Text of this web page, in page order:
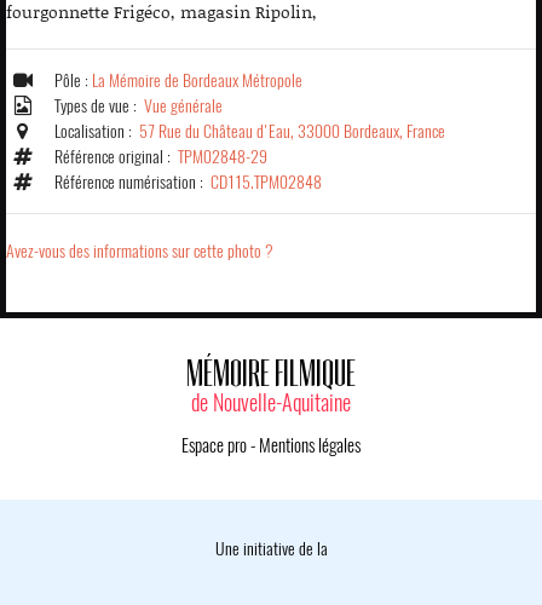
fourgonnette Frigéco, magasin Ripolin,
Pôle : La Mémoire de Bordeaux Métropole
Types de vue : Vue générale
Localisation : 57 Rue du Château d'Eau, 33000 Bordeaux, France
Référence original : TPM02848-29
Référence numérisation : CD115.TPM02848
Avez-vous des informations sur cette photo ?
MÉMOIRE FILMIQUE
de Nouvelle-Aquitaine
Espace pro- Mentions légales
Une initiative de la